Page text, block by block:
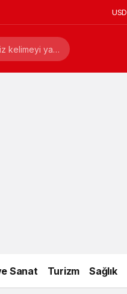
USD
Sanat Turizm Sağlık